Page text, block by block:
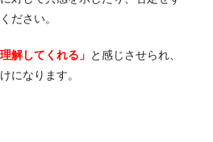
ださい。
解してくれる」 と感じさせられ、
になります。